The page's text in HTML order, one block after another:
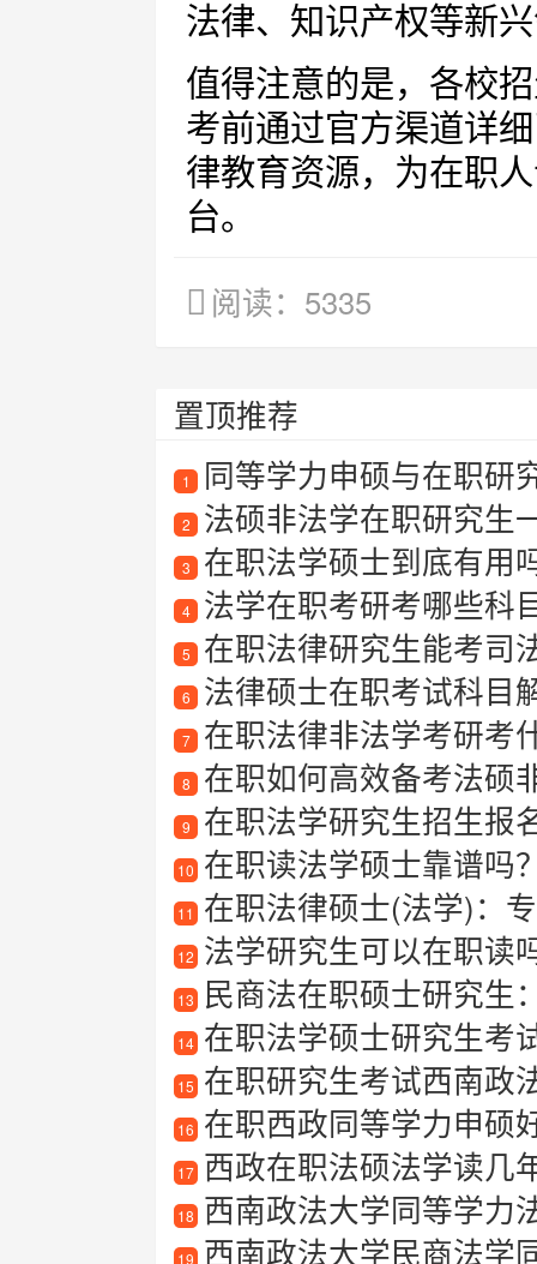
法律、知识产权等新
值得注意的是，各校
考前通过官方渠道详
律教育资源，为在职
台。
阅读：5335
置顶推荐
1 同等学力申硕与在职研
2 法硕非法学在职研究生
3 在职法学硕士到底有用
4 法学在职考研考哪些科
5 在职法律研究生能考司
6 法律硕士在职考试科目
7 在职法律非法学考研考
8 在职如何高效备考法硕
9 在职法学研究生招生报
10 在职读法学硕士靠谱吗？
11 在职法律硕士(法学)：
12 法学研究生可以在职读
13 民商法在职硕士研究生
14 在职法学硕士研究生考
15 在职研究生考试西南政
16 在职西政同等学力申硕
17 西政在职法硕法学读几
18 西南政法大学同等学力
19 西南政法大学民商法学